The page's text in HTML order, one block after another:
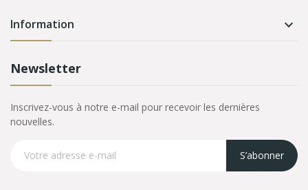
Information 
Newsletter
Inscrivez-vous à notre e-mail pour recevoir les dernières
nouvelles.
S’abonner